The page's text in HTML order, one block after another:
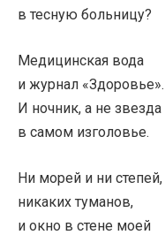
в тесную больницу?
Медицинская вода
и журнал «Здоровье».
И ночник, а не звезда
в самом изголовье.
Ни морей и ни степей,
никаких туманов,
и окно в стене моей